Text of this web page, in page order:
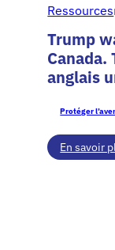
Ressources
Trump
Canada.
anglais
Protéger
En savoir